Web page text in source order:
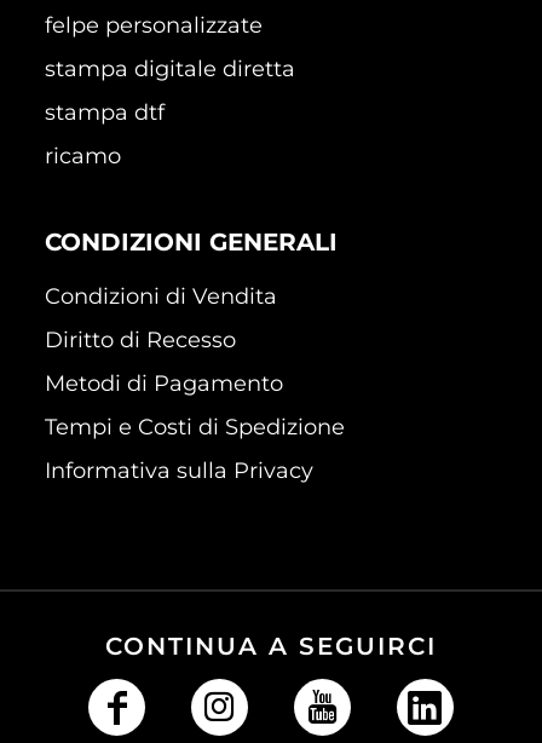
felpe personalizzate
stampa digitale diretta
stampa dtf
ricamo
CONDIZIONI GENERALI
Condizioni di Vendita
Diritto di Recesso
Metodi di Pagamento
Tempi e Costi di Spedizione
Informativa sulla Privacy
CONTINUA A SEGUIRCI